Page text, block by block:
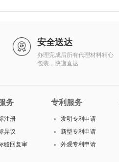
安全送达
办理完成后所有代理材料精心
包装，快递直达
务
注册
异议
驳回复审
专利服务
发明专利申请
新型专利申请
外观专利申请